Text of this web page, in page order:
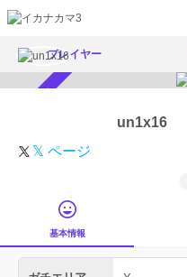
プレイヤー
un1x16
𝕏 ページ
基本情報